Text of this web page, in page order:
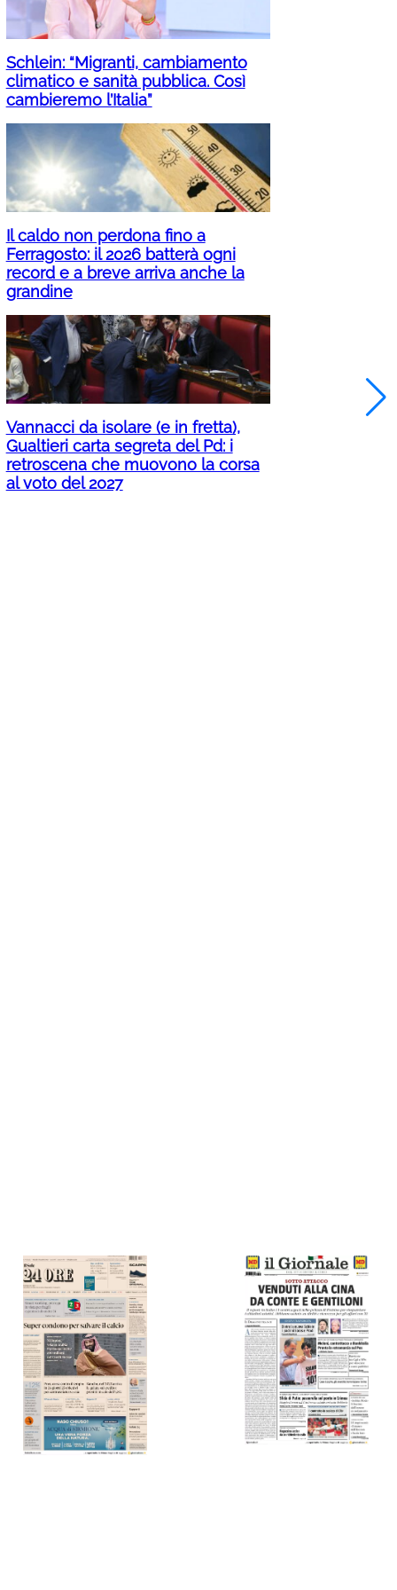
Schlein: “Migranti, cambiamento
climatico e sanità pubblica. Così
cambieremo l’Italia”
Il caldo non perdona fino a
Ferragosto: il 2026 batterà ogni
record e a breve arriva anche la
grandine
Vannacci da isolare (e in fretta),
Gualtieri carta segreta del Pd: i
retroscena che muovono la corsa
al voto del 2027